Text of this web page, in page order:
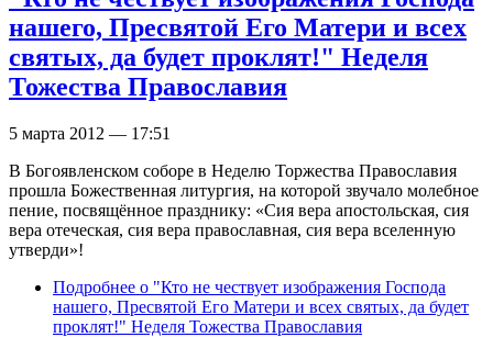
нашего, Пресвятой Его Матери и всех
святых, да будет проклят!" Неделя
Тожества Православия
5 марта 2012 — 17:51
В Богоявленском соборе в Неделю Торжества Православия
прошла Божественная литургия, на которой звучало молебное
пение, посвящённое празднику: «Сия вера апостольская, сия
вера отеческая, сия вера православная, сия вера вселенную
утверди»!
Подробнее о "Кто не чествует изображения Господа
нашего, Пресвятой Его Матери и всех святых, да будет
проклят!" Неделя Тожества Православия